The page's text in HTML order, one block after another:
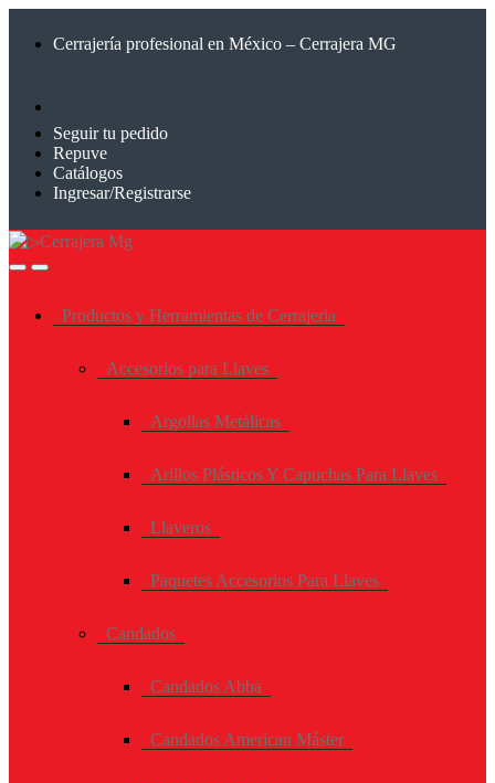
Cerrajería profesional en México – Cerrajera MG
Seguir tu pedido
Repuve
Catálogos
Ingresar/Registrarse
Productos y Herramientas de Cerrajeria
Accesorios para Llaves
Argollas Metálicas
Arillos Plásticos Y Capuchas Para Llaves
Llaveros
Paquetes Accesorios Para Llaves
Candados
Candados Abba
Candados American Máster